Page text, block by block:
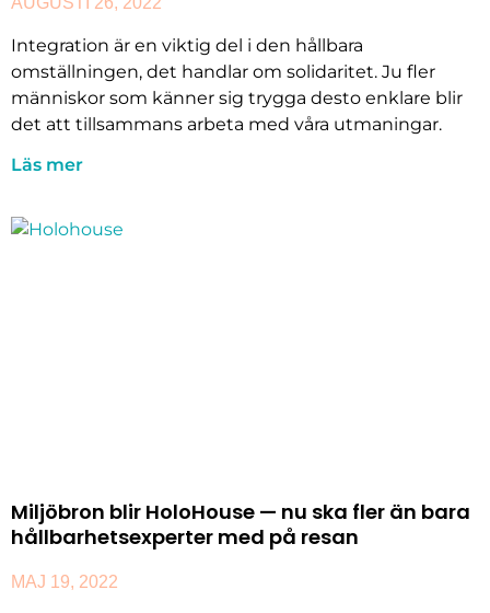
Integration är en viktig del i den hållbara
omställningen, det handlar om solidaritet. Ju fler
människor som känner sig trygga desto enklare blir
det att tillsammans arbeta med våra utmaningar.
Läs mer
Miljöbron blir HoloHouse — nu ska fler än bara
hållbarhetsexperter med på resan
MAJ 19, 2022